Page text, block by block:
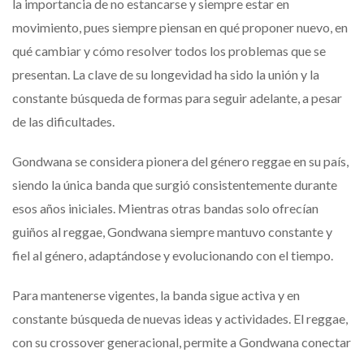
la importancia de no estancarse y siempre estar en
movimiento, pues siempre piensan en qué proponer nuevo, en
qué cambiar y cómo resolver todos los problemas que se
presentan. La clave de su longevidad ha sido la unión y la
constante búsqueda de formas para seguir adelante, a pesar
de las dificultades.
Gondwana se considera pionera del género reggae en su país,
siendo la única banda que surgió consistentemente durante
esos años iniciales. Mientras otras bandas solo ofrecían
guiños al reggae, Gondwana siempre mantuvo constante y
fiel al género, adaptándose y evolucionando con el tiempo.
Para mantenerse vigentes, la banda sigue activa y en
constante búsqueda de nuevas ideas y actividades. El reggae,
con su crossover generacional, permite a Gondwana conectar